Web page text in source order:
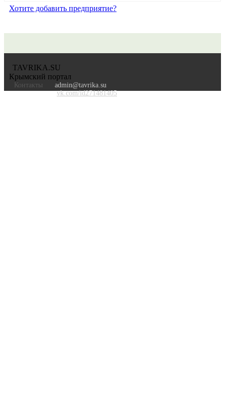
Хотите добавить предприятие?
TAVRIKA.SU
Крымский портал
Контакты
admin@tavrika.su
vk.com/id271481405